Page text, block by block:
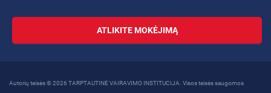
ATLIKITE MOKĖJIMĄ
Autorių teisės © 2026 TARPTAUTINĖ VAIRAVIMO INSTITUCIJA. Visos teisės saugomos